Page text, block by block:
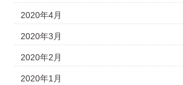
2020年4月
2020年3月
2020年2月
2020年1月